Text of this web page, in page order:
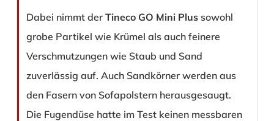
Dabei nimmt der Tineco GO Mini Plussowohl
grobe Partikel wie Krümel als auch feinere
Verschmutzungen wie Staub und Sand
zuverlässig auf. Auch Sandkörner werden aus
den Fasern von Sofapolstern herausgesaugt.
Die Fugendüse hatte im Test keinen messbaren